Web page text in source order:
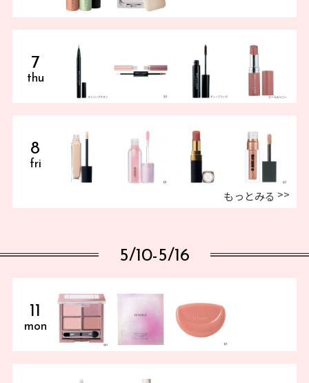
7
thu
8
fri
もっとみる
5/10-5/16
11
mon